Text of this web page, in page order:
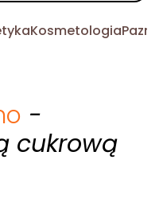
Kosmetologia
-
cukrową